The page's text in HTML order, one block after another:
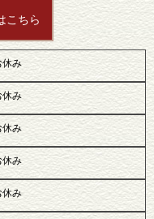
こちら
休み
休み
休み
休み
休み